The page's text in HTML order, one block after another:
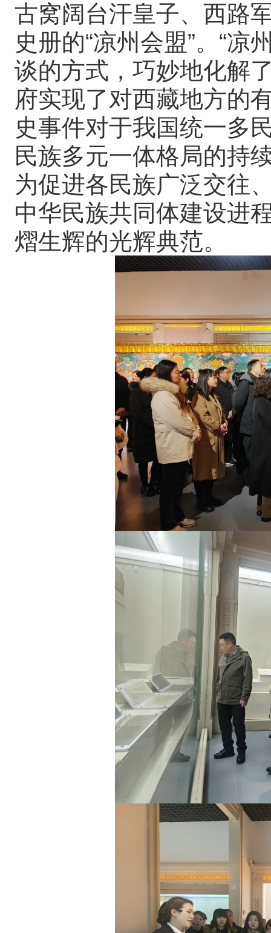
古窝阔台汗皇子、西路
史册的“凉州会盟”。“凉
谈的方式，巧妙地化解
府实现了对西藏地方的
史事件对于我国统一多
民族多元一体格局的持
为促进各民族广泛交往
中华民族共同体建设进
熠生辉的光辉典范。